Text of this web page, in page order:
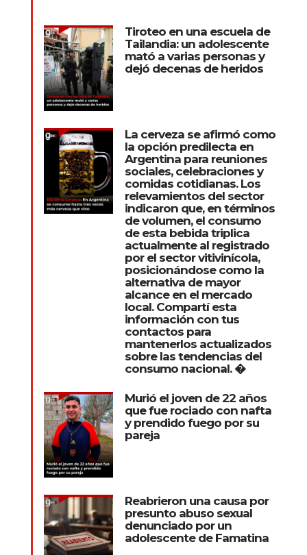
Tiroteo en una escuela de
Tailandia: un adolescente
mató a varias personas y
dejó decenas de heridos
La cerveza se afirmó como
la opción predilecta en
Argentina para reuniones
sociales, celebraciones y
comidas cotidianas. Los
relevamientos del sector
indicaron que, en términos
de volumen, el consumo
de esta bebida triplica
actualmente al registrado
por el sector vitivinícola,
posicionándose como la
alternativa de mayor
alcance en el mercado
local. Compartí esta
información con tus
contactos para
mantenerlos actualizados
sobre las tendencias del
consumo nacional. �
Murió el joven de 22 años
que fue rociado con nafta
y prendido fuego por su
pareja
Reabrieron una causa por
presunto abuso sexual
denunciado por un
adolescente de Famatina